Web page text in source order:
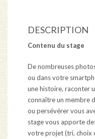
DESCRIPTION
Contenu du stage
De nombreuses
ou dans votre
une histoire, raconter
connaître un membre
ou persévérer vous
stage vous apporte
votre projet (tri, choix